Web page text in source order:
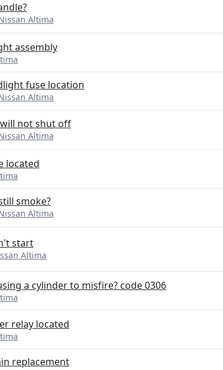
Altima
assembly
fuse location
Altima
not shut off
Altima
located
smoke?
Altima
start
Altima
a cylinder to misfire? code 0306
relay located
replacement